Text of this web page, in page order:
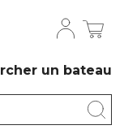
un bateau